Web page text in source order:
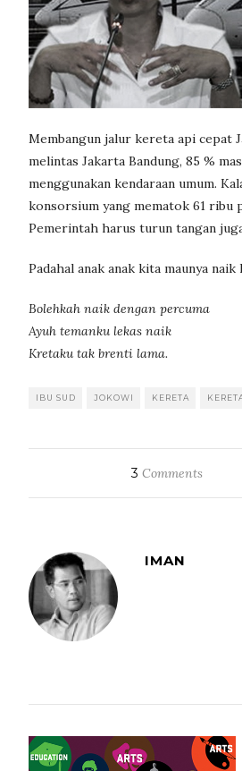
Membangun jalur kereta api cepat
melintas Jakarta Bandung, 85 %
menggunakan kendaraan umum.
konsorsium yang mematok 61 ribu
Pemerintah harus turun tangan
Padahal anak anak kita maunya
Bolehkah naik dengan percuma
Ayuh temanku lekas naik
Kretaku tak brenti lama.
IBU SUD JOKOWI KERETA
3 Comments
IMAN